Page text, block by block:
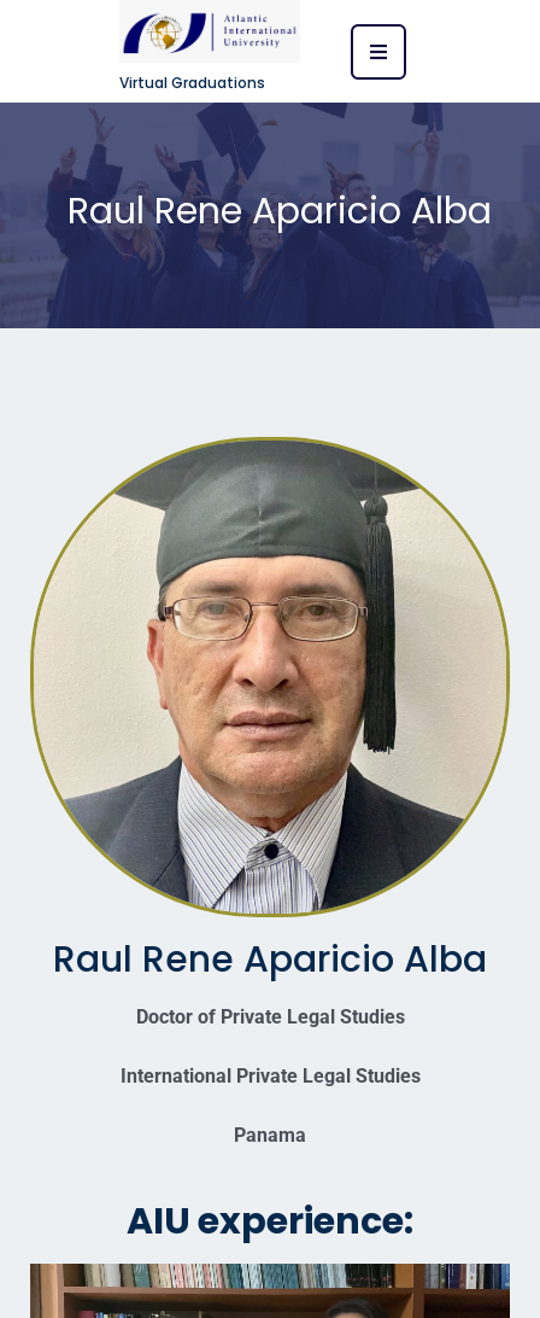
Virtual Graduations
Raul Rene Aparicio Alba
Raul Rene Aparicio Alba
Doctor of Private Legal Studies
International Private Legal Studies
Panama
AIU experience: